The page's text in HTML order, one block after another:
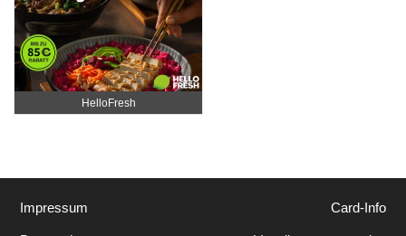
HelloFresh
Impressum Card-Info